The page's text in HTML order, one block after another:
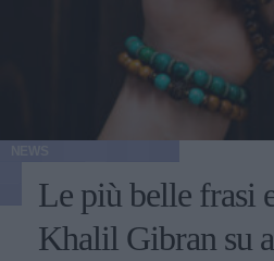
Le più belle frasi
Khalil Gibran su